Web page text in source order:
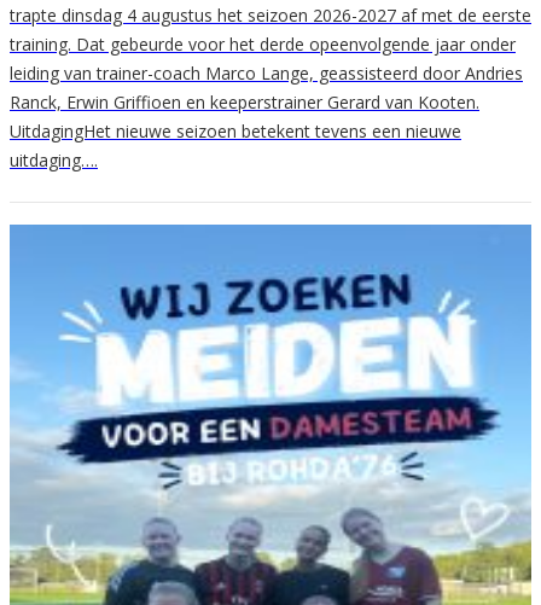
trapte dinsdag 4 augustus het seizoen 2026-2027 af met de eerste
training. Dat gebeurde voor het derde opeenvolgende jaar onder
leiding van trainer-coach Marco Lange, geassisteerd door Andries
Ranck, Erwin Griffioen en keeperstrainer Gerard van Kooten.
UitdagingHet nieuwe seizoen betekent tevens een nieuwe
uitdaging….